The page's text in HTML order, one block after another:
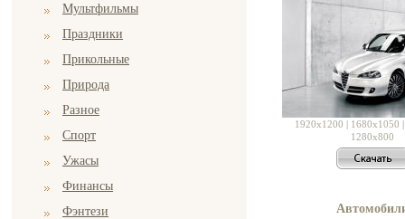
Мультфильмы
Праздники
Прикольные
Природа
Разное
Спорт
Ужасы
Финансы
Фэнтези
1920x1200 | 1680x1050
1280x800